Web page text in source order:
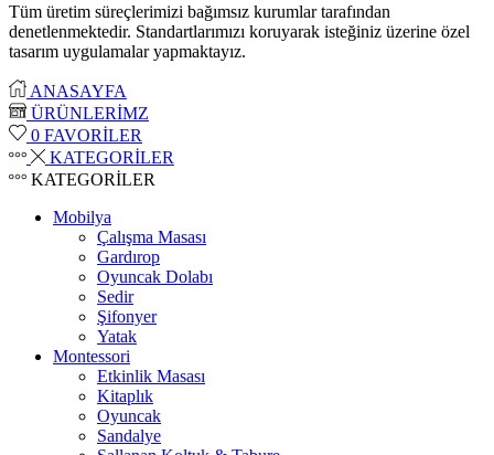
Tüm üretim süreçlerimizi bağımsız kurumlar tarafından
denetlenmektedir. Standartlarımızı koruyarak isteğiniz üzerine özel
tasarım uygulamalar yapmaktayız.
ANASAYFA
ÜRÜNLERİMZ
0 FAVORİLER
KATEGORİLER
KATEGORİLER
Mobilya
Çalışma Masası
Gardırop
⁠Oyuncak Dolabı
Sedir
Şifonyer
Yatak
Montessori
Etkinlik Masası
Kitaplık
Oyuncak
Sandalye